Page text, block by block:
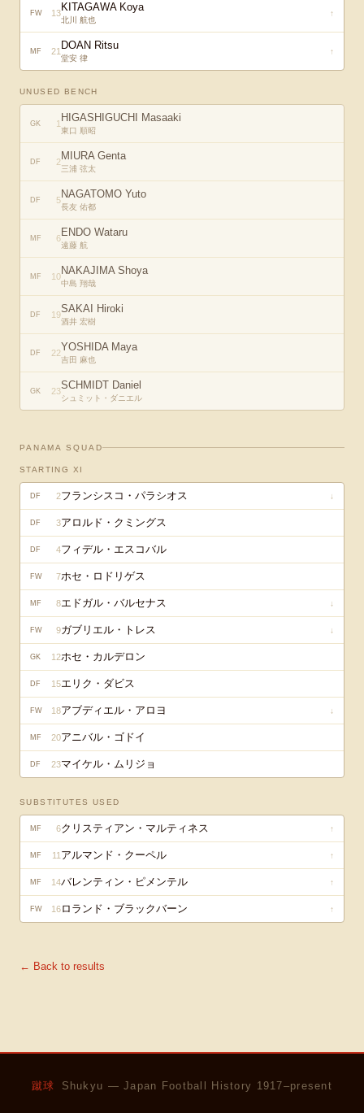
FW 13KITAGAWA Koya
北川 航也
↑
MF 21 DOAN Ritsu
堂安 律
↑
UNUSED BENCH
GK 1 HIGASHIGUCHI Masaaki
東口 順昭
DF 2MIURA Genta
三浦 弦太
DF 5NAGATOMO Yuto
長友 佑都
MF 6ENDO Wataru
遠藤 航
MF 10NAKAJIMA Shoya
中島 翔哉
DF 19SAKAI Hiroki
酒井 宏樹
DF 22YOSHIDA Maya
吉田 麻也
GK 23SCHMIDT Daniel
シュミット・ダニエル
PANAMA SQUAD
STARTING XI
DF 2フランシスコ・パラシオス ↓
DF 3アロルド・クミングス
DF 4フィデル・エスコバル
FW 7ホセ・ロドリゲス
MF 8エドガル・バルセナス ↓
FW 9ガブリエル・トレス ↓
GK 12ホセ・カルデロン
DF 15エリク・ダビス
FW 18アブディエル・アロヨ ↓
MF 20アニバル・ゴドイ
DF 23マイケル・ムリジョ
SUBSTITUTES USED
MF 6クリスティアン・マルティネス ↑
MF 11 アルマンド・クーペル ↑
MF 14バレンティン・ピメンテル ↑
FW 16ロランド・ブラックバーン ↑
← Back to results
蹴球 Shukyu — Japan Football History 1917–present